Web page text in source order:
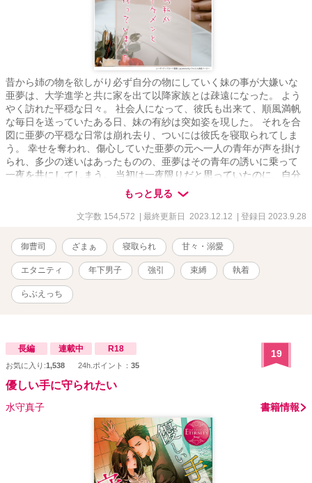
昔から姉の物を欲しがり必ず自分の物にしていく妹の事が大嫌いな
亜夢は、大学進学と共に家を出て以降家族とは疎遠になった。 よう
やく訪れた平穏な日々。 社会人になって、彼氏も出来て、順風満帆
な毎日を送っていたある日、妹の有紗は突如姿を現した。 それを合
図に亜夢の平穏な日常は崩れ去り、ついには彼氏を寝取られてしま
う。 幸せを奪われ、傷心していた亜夢の元へ一人の青年が声を掛け
られ、多少の迷いはあったものの、亜夢はその青年の誘いに乗って
一夜を共にしてしまう。 当初は一夜限りだと思っていたのに、自分
を見てくれる彼に惹かれてしまった亜夢は告白を受けてそのまま交
際に発展するのだけど…… 実は、この出来事は全て、ある人物によ
って仕組まれていた事だった――。 ※他サイトにも掲載
もっと見る
文字数 154,572 | 最終更新日 2023.12.12 | 登録日 2023.9.28
御曹司 ざまぁ 寝取られ 甘々・溺愛
エタニティ 年下男子 強引 束縛 執着
らぶえっち
長編 連載中 R18
お気に入り:1,538 24h.ポイント： 35
19
優しい手に守られたい
水守真子 書籍情報